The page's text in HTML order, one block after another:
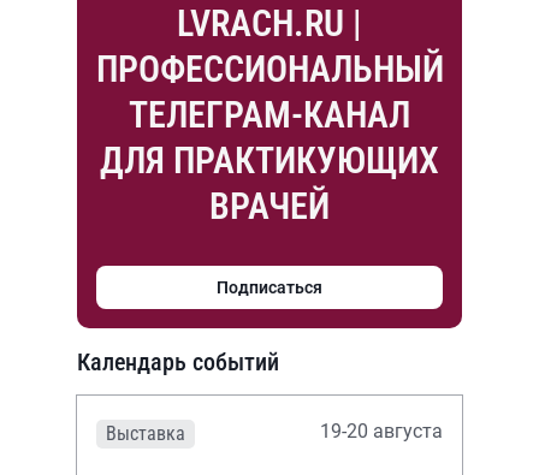
LVRACH.RU |
ПРОФЕССИОНАЛЬНЫЙ
ТЕЛЕГРАМ-КАНАЛ
ДЛЯ ПРАКТИКУЮЩИХ
ВРАЧЕЙ
Подписаться
Календарь событий
Выставка 19-20 августа